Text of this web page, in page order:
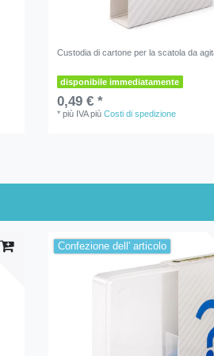
Custodia di cartone per la scatola da
disponibile immediatamente
0,49 € *
*più IVApiùCosti di spedizione
Confezione dell' articolo